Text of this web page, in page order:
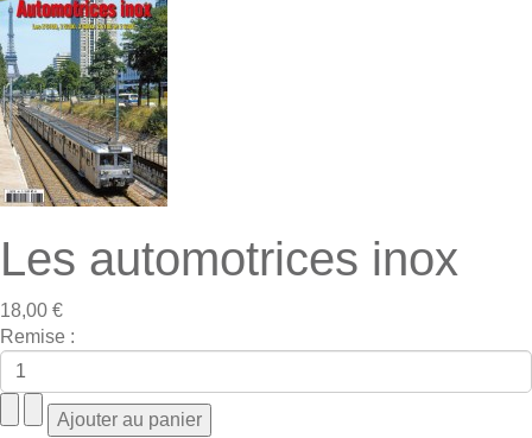
Les automotrices inox
18,00 €
Remise :